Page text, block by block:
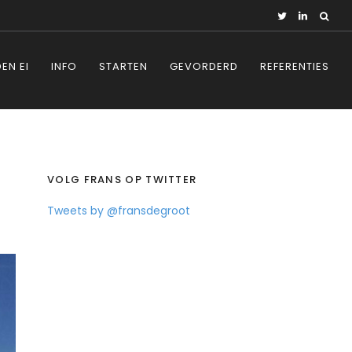
EI INFO STARTEN GEVORDERD REFERENTIES
VOLG FRANS OP TWITTER
Tweets by @fransdegroot